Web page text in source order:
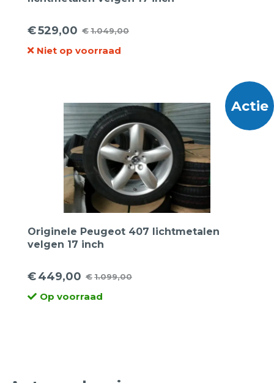
€1.049,00
Oorspronkelijke
prijs
€529,00
Huidige
prijs
Niet op voorraad
Actie
Originele Peugeot 407 lichtmetalen
velgen 17 inch
€1.099,00
Oorspronkelijke
prijs
€449,00
Huidige
prijsOp voorraad